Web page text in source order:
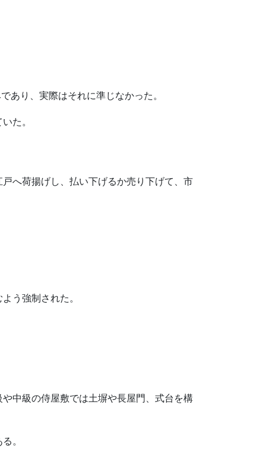
り、実際はそれに準じなかった。
た。
へ荷揚げし、払い下げるか売り下げて、市
う強制された。
中級の侍屋敷では土塀や長屋門、式台を構
。